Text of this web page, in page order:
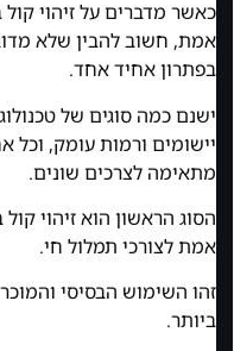
כאשר מדברים על זיהוי קול
אמת, חשוב להבין שלא
בפתרון אחיד אחד.
ישנם כמה סוגים של
יישומים ורמות עומק, וכל
מתאימה לצרכים שונים.
הסוג הראשון הוא זיהוי קול
אמת לצורכי תמלול חי.
זהו השימוש הבסיסי והמוכר
ביותר.